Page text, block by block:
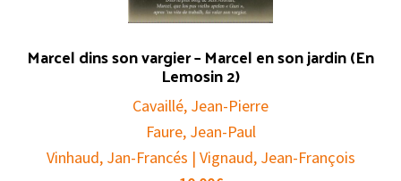
Marcel dins son vargier – Marcel en son jardin (En
Lemosin 2)
Cavaillé, Jean-Pierre
Faure, Jean-Paul
Vinhaud, Jan-Francés | Vignaud, Jean-François